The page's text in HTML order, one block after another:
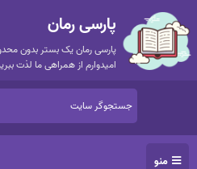
پارسی رمان
پارسی رمان یک بستر بدون
امیدوارم از همراهی ما لذت
منو